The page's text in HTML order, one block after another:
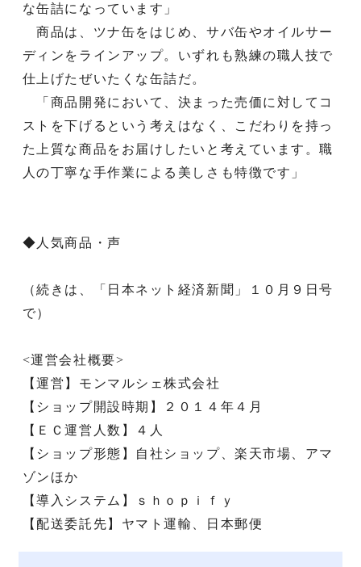
な缶詰になっています」
商品は、ツナ缶をはじめ、サバ缶やオイルサー
ディンをラインアップ。いずれも熟練の職人技で
仕上げたぜいたくな缶詰だ。
「商品開発において、決まった売価に対してコ
ストを下げるという考えはなく、こだわりを持っ
た上質な商品をお届けしたいと考えています。職
人の丁寧な手作業による美しさも特徴です」
◆人気商品・声
（続きは、「日本ネット経済新聞」１０月９日号
で）
<運営会社概要>
【運営】モンマルシェ株式会社
【ショップ開設時期】２０１４年４月
【ＥＣ運営人数】４人
【ショップ形態】自社ショップ、楽天市場、アマ
ゾンほか
【導入システム】ｓｈｏｐｉｆｙ
【配送委託先】ヤマト運輸、日本郵便